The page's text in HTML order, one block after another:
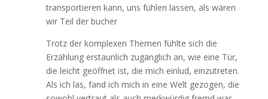
transportieren kann, uns fühlen lassen, als wären
wir Teil der bucher
Trotz der komplexen Themen fühlte sich die
Erzählung erstaunlich zugänglich an, wie eine Tür,
die leicht geöffnet ist, die mich einlud, einzutreten.
Als ich las, fand ich mich in eine Welt gezogen, die